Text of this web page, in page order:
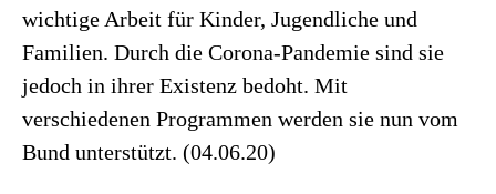
wichtige Arbeit für Kinder, Jugendliche und
Familien. Durch die Corona-Pandemie sind sie
jedoch in ihrer Existenz bedoht. Mit
verschiedenen Programmen werden sie nun vom
Bund unterstützt. (04.06.20)